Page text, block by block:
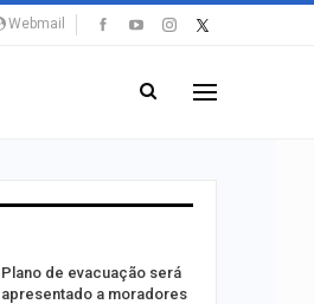
Webmail
Plano de evacuação será
apresentado a moradores